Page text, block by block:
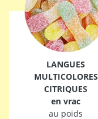
LANGUES
MULTICOLORES
CITRIQUES
en vrac
au poids